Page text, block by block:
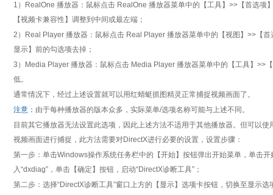
1）RealOne 播放器：鼠标点击 RealOne 播放器菜单中的【工具】>>【首选项
【视频卡兼容性】调整到中间或最左端；
2）Real Player 播放器：鼠标点击 Real Player 播放器菜单中的【视图】>>【
显示】前的勾选项去掉；
3）Media Player 播放器：鼠标点击 Media Player 播放器菜单中的【工具】>>
低。
通常情况下，经过上述设置就可以用红蜻蜓抓图精灵正常捕捉视频画面了。
注意： 由于每种播放器的版本众多，实际菜单/选项名称可能与上述不同。
目前其它播放器无法设置此选项，因此上述方法不适用于其他播放器。但可以
视频画面进行捕捉，此方法需要对DirectX进行必要的设置，设置步骤：
第一步：单击Windows操作系统任务栏中的【开始】按钮弹出开始菜单，单击开
入“dxdiag”，单击【确定】按钮，启动“DirectX诊断工具”；
第二步：选择“DirectX诊断工具”窗口上方的【显示】选项卡按钮，切换至显示选